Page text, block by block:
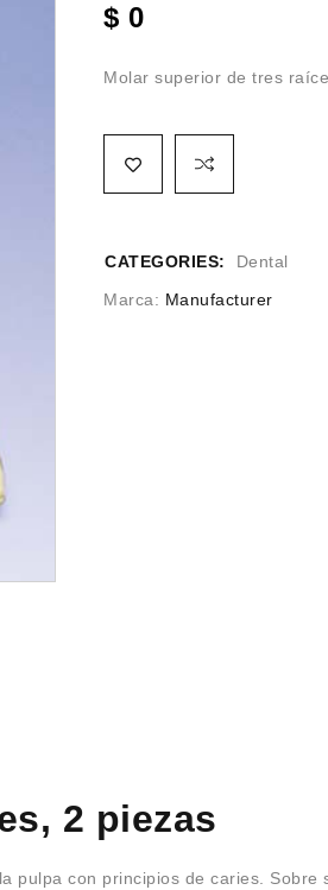
$ 0
Molar superior de tres
CATEGORIES:
Dental
Marca: Manufacturer
2 piezas
con principios de caries. Sobre